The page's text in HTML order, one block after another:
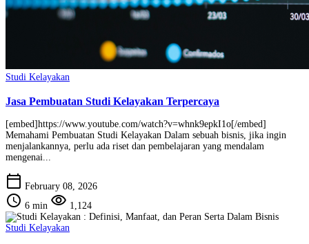
Studi Kelayakan
Jasa Pembuatan Studi Kelayakan Terpercaya
[embed]https://www.youtube.com/watch?v=whnk9epkI1o[/embed]
Memahami Pembuatan Studi Kelayakan Dalam sebuah bisnis, jika ingin
menjalankannya, perlu ada riset dan pembelajaran yang mendalam
mengenai...
calendar_today February 08, 2026
schedule 6 min visibility 1,124
Studi Kelayakan